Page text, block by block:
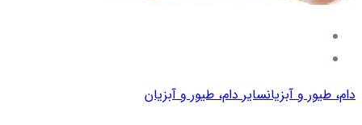
دام، طیور و آبزیانسایر دام، طیور و آبزیان